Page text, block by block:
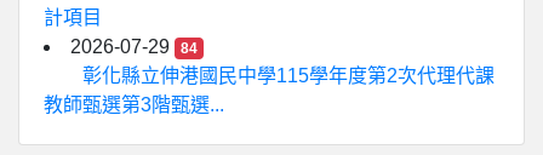
計項目
2026-07-29
84
彰化縣立伸港國民中學115學年度第2次代理代課
教師甄選第3階甄選...